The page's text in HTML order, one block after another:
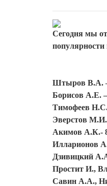
Сегодня мы
популярности
Штыров В.А.
Борисов А.Е.
Тимофеев Н.С.
Эверстов
Акимов А.К.-
Илларионов
Дзивицкий
Простит И.,
Савин А.А.,